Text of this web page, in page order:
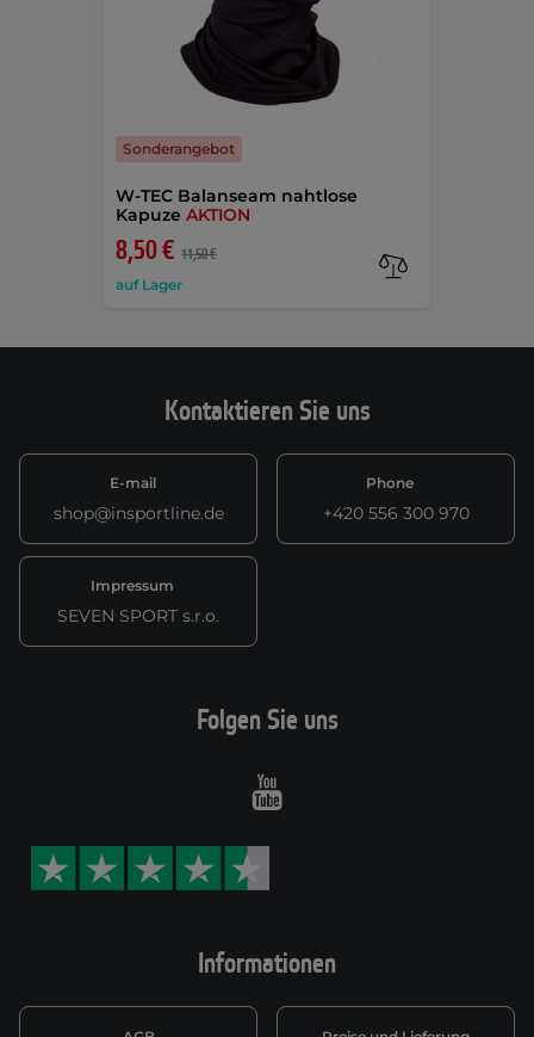
W-TEC Balanseam nahtlose
KapuzeAKTION
8,50 € 11,50 €
auf Lager
Sonderangebot
Kontaktieren Sie uns
E-mail
shop@insportline.de
Phone
+420 556 300 970
Impressum
SEVEN SPORT s.r.o.
Informationen
Folgen Sie uns
Youtube